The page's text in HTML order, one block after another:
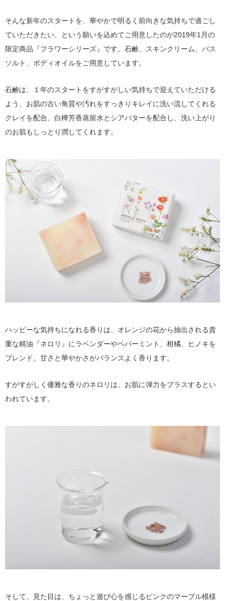
そんな新年のスタートを、華やかで明るく前向きな気持ちで過ごし
ていただきたい、という願いを込めてご用意したのが2019年1月の
限定商品『フラワーシリーズ』です。石鹸、スキンクリーム、バス
ソルト、ボディオイルをご用意しています。
石鹸は、１年のスタートをすがすがしい気持ちで迎えていただける
よう、お肌の古い角質や汚れをすっきりキレイに洗い流してくれる
クレイを配合。白樺芳香蒸留水とシアバターを配合し、洗い上がり
のお肌もしっとり潤してくれます。
ハッピーな気持ちになれる香りは、オレンジの花から抽出される貴
重な精油『ネロリ』にラベンダーやペパーミント、柑橘、ヒノキを
ブレンド。甘さと華やかさがバランスよく香ります。
すがすがしく優雅な香りのネロリは、お肌に弾力をプラスするとい
われています。
そして、見た目は、ちょっと遊び心を感じるピンクのマーブル模様